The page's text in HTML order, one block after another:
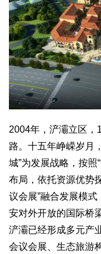
2004年，浐灞立区，
路。十五年峥嵘岁月
城”为发展战略，按照
布局，依托资源优势
议会展”融合发展模
安对外开放的国际桥
浐灞已经形成多元产
会议会展、生态旅游